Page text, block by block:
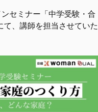
セミナー「中学受験・合
、講師を担当させていた